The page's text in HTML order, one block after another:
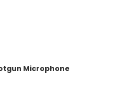
Microphone